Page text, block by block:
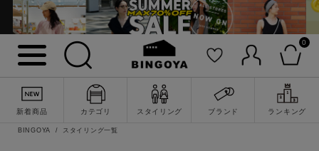
0
新着商品 カテゴリ スタイリング ブランド ランキング
詳細検索
BINGOYA スタイリング一覧